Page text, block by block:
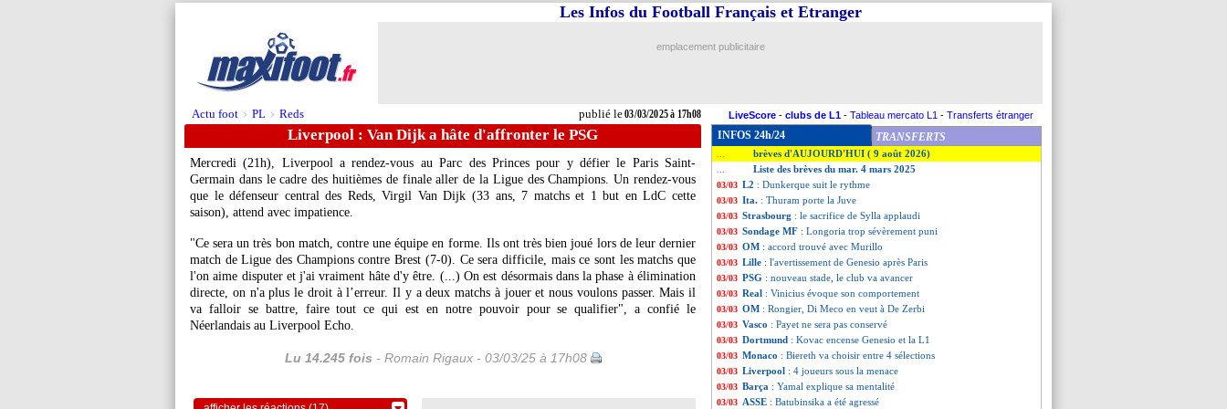
Actu foot > PL > Reds publié le03/03/2025 à 17h08
Les Infos du Football Français et Etranger
emplacement publicitaire
LiveScore - clubs de L1 - Tableau mercato L1 - Transferts étranger
Liverpool : Van Dijk a hâte d'affronter le PSG
Mercredi (21h), Liverpool a rendez-vous au Parc des Princes pour y défier le Paris Saint-
Germain dans le cadre des huitièmes de finale aller de la Ligue des Champions. Un rendez-vous
que le défenseur central des Reds, Virgil Van Dijk (33 ans, 7 matchs et 1 but en LdC cette
saison), attend avec impatience.
"Ce sera un très bon match, contre une équipe en forme. Ils ont très bien joué lors de leur dernier
match de Ligue des Champions contre Brest (7-0). Ce sera difficile, mais ce sont les matchs que
l'on aime disputer et j'ai vraiment hâte d'y être. (...) On est désormais dans la phase à élimination
directe, on n'a plus le droit à l’erreur. Il y a deux matchs à jouer et nous voulons passer. Mais il
va falloir se battre, faire tout ce qui est en notre pouvoir pour se qualifier", a confié le
Néerlandais au Liverpool Echo.
Lu 14.245 fois - Romain Rigaux - 03/03/25 à 17h08
INFOS 24h/24 TRANSFERTS
brèves d'AUJOURD'HUI ( 9 août 2026)
Liste des brèves du mar. 4 mars 2025
03/03 L2 : Dunkerque suit le rythme
03/03 Ita. : Thuram porte la Juve
03/03 Strasbourg : le sacrifice de Sylla applaudi
03/03 Sondage MF : Longoria trop sévèrement puni
03/03 OM : accord trouvé avec Murillo
03/03 Lille : l'avertissement de Genesio après Paris
03/03 PSG : nouveau stade, le club va avancer
03/03 Real : Vinicius évoque son comportement
03/03 OM : Rongier, Di Meco en veut à De Zerbi
03/03 Vasco : Payet ne sera pas conservé
03/03 Dortmund : Kovac encense Genesio et la L1
03/03 Monaco : Biereth va choisir entre 4 sélections
03/03 Liverpool : 4 joueurs sous la menace
03/03 Barça : Yamal explique sa mentalité
03/03 ASSE : Batubinsika a été agressé